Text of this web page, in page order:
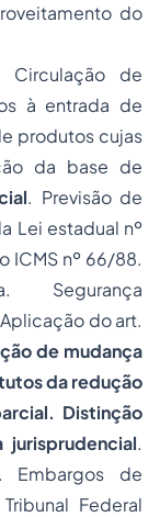
do
Circulação de
à entrada de
produtos cujas
da base de
. Previsão de
Lei estadual nº
ICMS nº 66/88.
Segurança
do art.
de mudança
da redução
Distinção
jurisprudencial.
Embargos de
Federal